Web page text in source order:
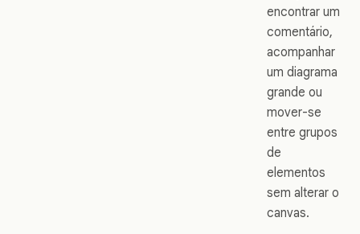
encontrar um
comentário,
acompanhar
um diagrama
grande ou
mover-se
entre grupos
de
elementos
sem alterar o
canvas.